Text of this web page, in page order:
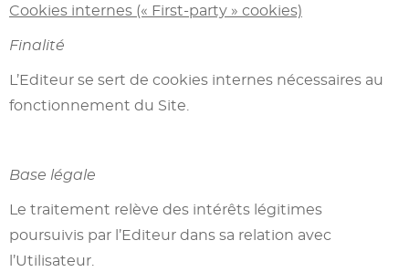
Cookies internes (« First-party » cookies)
Finalité
L’Editeur se sert de cookies internes nécessaires au
fonctionnement du Site.
Base légale
Le traitement relève des intérêts légitimes
poursuivis par l’Editeur dans sa relation avec
l’Utilisateur.